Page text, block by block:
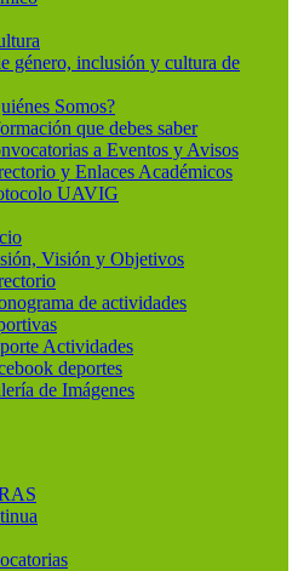
género, inclusión y cultura de
Somos?
que debes saber
a Eventos y Avisos
y Enlaces Académicos
UAVIG
Visión y Objetivos
de actividades
Actividades
deportes
de Imágenes